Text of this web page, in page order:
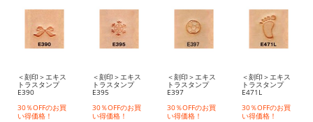
＜刻印＞エキス
トラスタンプ
E390
30％OFFのお買
い得価格！
＜刻印＞エキス
トラスタンプ
E395
30％OFFのお買
い得価格！
＜刻印＞エキス
トラスタンプ
E397
30％OFFのお買
い得価格！
＜刻印＞エキス
トラスタンプ
E471L
30％OFFのお買
い得価格！